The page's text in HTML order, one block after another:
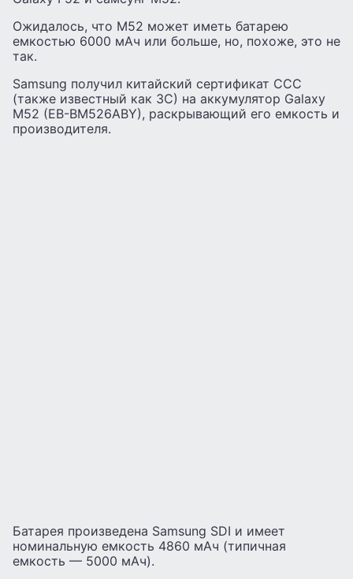
Ожидалось, что M52 может иметь батарею
емкостью 6000 мАч или больше, но, похоже, это не
так.
Samsung получил китайский сертификат CCC
(также известный как 3C) на аккумулятор Galaxy
M52 (EB-BM526ABY), раскрывающий его емкость и
производителя.
Батарея произведена Samsung SDI и имеет
номинальную емкость 4860 мАч (типичная
емкость — 5000 мАч).